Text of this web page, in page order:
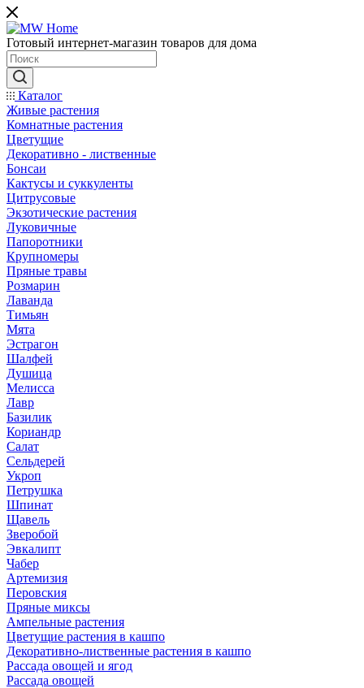
Готовый интернет-магазин товаров для дома
Каталог
Живые растения
Комнатные растения
Цветущие
Декоративно - лиственные
Бонсаи
Кактусы и суккуленты
Цитрусовые
Экзотические растения
Луковичные
Папоротники
Крупномеры
Пряные травы
Розмарин
Лаванда
Тимьян
Мята
Эстрагон
Шалфей
Душица
Мелисса
Лавр
Базилик
Кориандр
Салат
Сельдерей
Укроп
Петрушка
Шпинат
Щавель
Зверобой
Эвкалипт
Чабер
Артемизия
Перовския
Пряные миксы
Ампельные растения
Цветущие растения в кашпо
Декоративно-лиственные растения в кашпо
Рассада овощей и ягод
Рассада овощей